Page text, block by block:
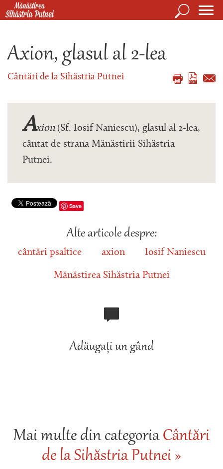
Mergi la conţinutul principal
Căutare
Axion, glasul al 2-lea
Cântări de la Sihăstria Putnei
Axion (Sf. Iosif Naniescu), glasul al 2-lea,
cântat de strana Mănăstirii Sihăstria
Putnei.
Save
Alte articole despre:
cântări psaltice axion Iosif Naniescu
Mănăstirea Sihăstria Putnei
Adăugați un gând
Mai multe din categoriaCântări
de la Sihăstria Putnei »